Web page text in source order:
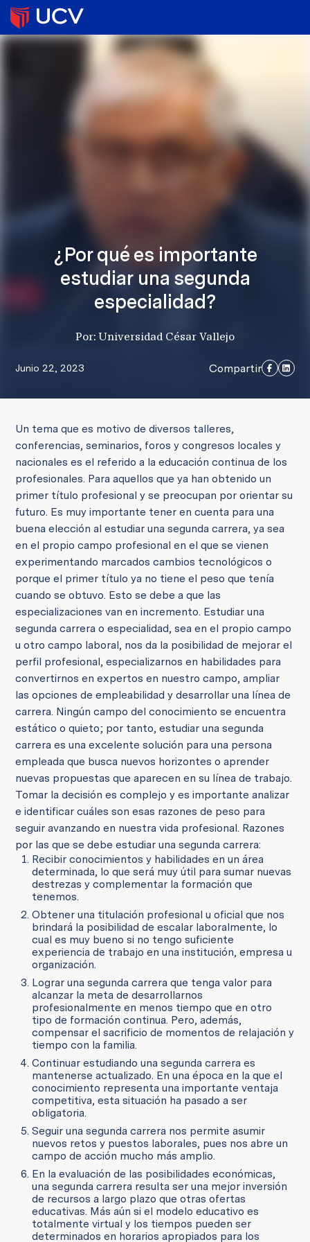
¿Por qué es importante
estudiar una segunda
especialidad?
Por: Universidad César Vallejo
Junio 22, 2023 Compartir
Un tema que es motivo de diversos talleres,
conferencias, seminarios, foros y congresos locales y
nacionales es el referido a la educación continua de los
profesionales. Para aquellos que ya han obtenido un
primer título profesional y se preocupan por orientar su
futuro. Es muy importante tener en cuenta para una
buena elección al estudiar una segunda carrera, ya sea
en el propio campo profesional en el que se vienen
experimentando marcados cambios tecnológicos o
porque el primer título ya no tiene el peso que tenía
cuando se obtuvo. Esto se debe a que las
especializaciones van en incremento. Estudiar una
segunda carrera o especialidad, sea en el propio campo
u otro campo laboral, nos da la posibilidad de mejorar el
perfil profesional, especializarnos en habilidades para
convertirnos en expertos en nuestro campo, ampliar
las opciones de empleabilidad y desarrollar una línea de
carrera. Ningún campo del conocimiento se encuentra
estático o quieto; por tanto, estudiar una segunda
carrera es una excelente solución para una persona
empleada que busca nuevos horizontes o aprender
nuevas propuestas que aparecen en su línea de trabajo.
Tomar la decisión es complejo y es importante analizar
e identificar cuáles son esas razones de peso para
seguir avanzando en nuestra vida profesional. Razones
por las que se debe estudiar una segunda carrera:
Recibir conocimientos y habilidades en un área
determinada, lo que será muy útil para sumar nuevas
destrezas y complementar la formación que
tenemos.
Obtener una titulación profesional u oficial que nos
brindará la posibilidad de escalar laboralmente, lo
cual es muy bueno si no tengo suficiente
experiencia de trabajo en una institución, empresa u
organización.
Lograr una segunda carrera que tenga valor para
alcanzar la meta de desarrollarnos
profesionalmente en menos tiempo que en otro
tipo de formación continua. Pero, además,
compensar el sacrificio de momentos de relajación y
tiempo con la familia.
Continuar estudiando una segunda carrera es
mantenerse actualizado. En una época en la que el
conocimiento representa una importante ventaja
competitiva, esta situación ha pasado a ser
obligatoria.
Seguir una segunda carrera nos permite asumir
nuevos retos y puestos laborales, pues nos abre un
campo de acción mucho más amplio.
En la evaluación de las posibilidades económicas,
una segunda carrera resulta ser una mejor inversión
de recursos a largo plazo que otras ofertas
educativas. Más aún si el modelo educativo es
totalmente virtual y los tiempos pueden ser
determinados en horarios apropiados para los